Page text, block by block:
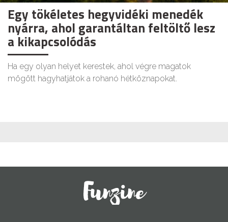
Egy tökéletes hegyvidéki menedék
nyárra, ahol garantáltan feltöltő lesz
a kikapcsolódás
Ha egy olyan helyet kerestek, ahol végre magatok
mögött hagyhatjátok a rohanó hétköznapokat.